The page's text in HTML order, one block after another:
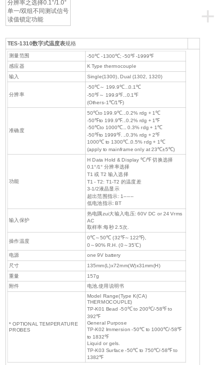
+
分辨率之选择0.1°/1.0°
单一/双组不同测试信号
读值锁定功能
TES-1310数字式温度表规格
测量范围 -50℃ -1300℃; -50℉ -1999℉
感应器 K Type thermocouple
输入 Single(1300), Dual (1302, 1320)
分辨率
-50℃～ 199.9℃...0.1℃
-50℉～ 199.9℉...0.1℉
(Others-1℃/1℉)
准确度
50℃to 199.9℃...0.2% rdg + 1℃
-50℉to 199.9℉...0.2% rdg + 1℉
-50℃to 1000℃... 0.3% rdg + 1℃
-50℉to 1999℉. ..0.3% rdg + 2℉
1000℃ to 1300℃..0.5% rdg + 1℃
(apply to mainframe only at 23℃±5℃)
功能
H Data Hold & Display ℃/℉ 切换选择
0.1°/1° 分辨率选择
T1 或 T2 输入选择
T1 - T2: T1-T2 的温度差
3-1/2液晶显示
超出范围指示: 1------
低电池指示: BT
输入保护
热电隅zui大输入电压: 60V DC or 24 Vrms
AC
取样率:每秒 2.5次.
操作温度
0℃～50℃ (32℉～122℉),
0～90% R.H. (0～35℃)
电源
one 9V battery
尺寸
135mm(L)x72mm(W)x31mm(H)
重量
157g
附件 电池,使用说明书
* OPTIONAL TEMPERATURE
PROBES
Model Range(Type K(CA)
THERMOCOUPLE)
TP-K01 Bead -50℃ to 200℃/-58℉ to
392℉
General Purpose
TP-K02 Immersion -50℃ to 1000℃/-58℉
to 1832℉
Liquid or gels.
TP-K03 Surface -50℃ to 750℃/-58℉ to
1382℉